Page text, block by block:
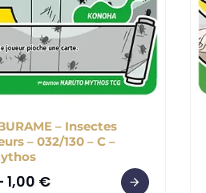
– Insectes
– 032/130 – C –
1,00 €